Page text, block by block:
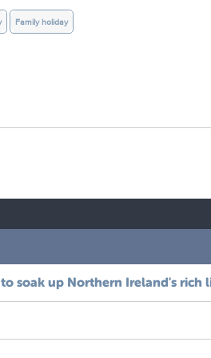
Family holiday
soak up Northern Ireland's rich